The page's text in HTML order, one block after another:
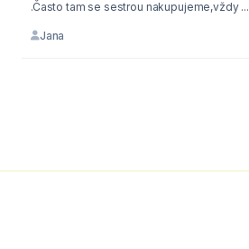
.Často tam se sestrou nakupujeme,vždy ...
Jana